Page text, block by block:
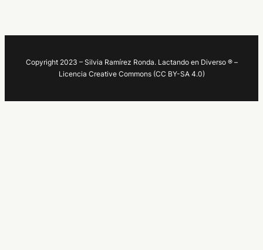
Copyright 2023 – Silvia Ramírez Ronda. Lactando en Diverso ® –
Licencia Creative Commons (CC BY-SA 4.0)